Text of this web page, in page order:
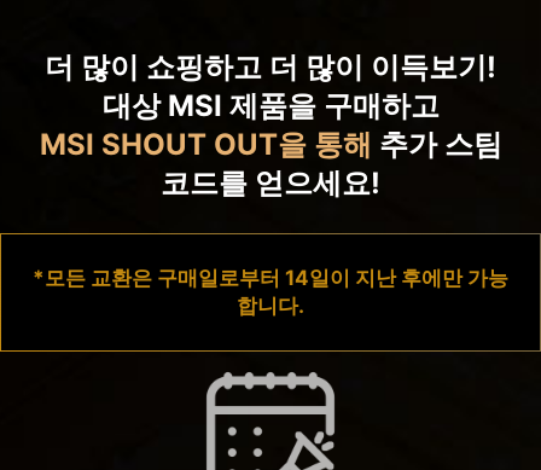
더 많이 쇼핑하고 더 많이 이득보기!
대상 MSI 제품을 구매하고
MSI SHOUT OUT을 통해 추가 스팀
코드를 얻으세요!
*모든 교환은 구매일로부터 14일이 지난 후에만 가능
합니다.